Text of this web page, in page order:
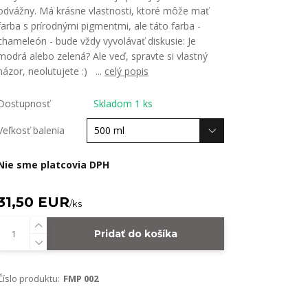
Má krásne vlastnosti, ktoré môže mať
s prírodnými pigmentmi, ale táto farba -
- bude vždy vyvolávať diskusie: Je
alebo zelená? Ale veď, spravte si vlastný
neolutujete :) ... celý popis
Skladom 1 ks
balenia
sme platcovia DPH
EUR/ks
Pridať do košíka
produktu: FMP 002